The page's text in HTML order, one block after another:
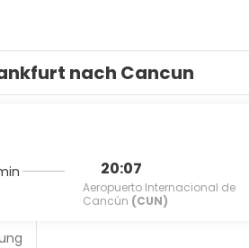
nach Cancun
20:07
Aeropuerto Internacional de
Cancún (CUN)